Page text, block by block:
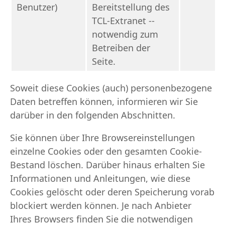
Benutzer)
Bereitstellung des
TCL-Extranet --
notwendig zum
Betreiben der
Seite.
Soweit diese Cookies (auch) personenbezogene
Daten betreffen können, informieren wir Sie
darüber in den folgenden Abschnitten.
Sie können über Ihre Browsereinstellungen
einzelne Cookies oder den gesamten Cookie-
Bestand löschen. Darüber hinaus erhalten Sie
Informationen und Anleitungen, wie diese
Cookies gelöscht oder deren Speicherung vorab
blockiert werden können. Je nach Anbieter
Ihres Browsers finden Sie die notwendigen